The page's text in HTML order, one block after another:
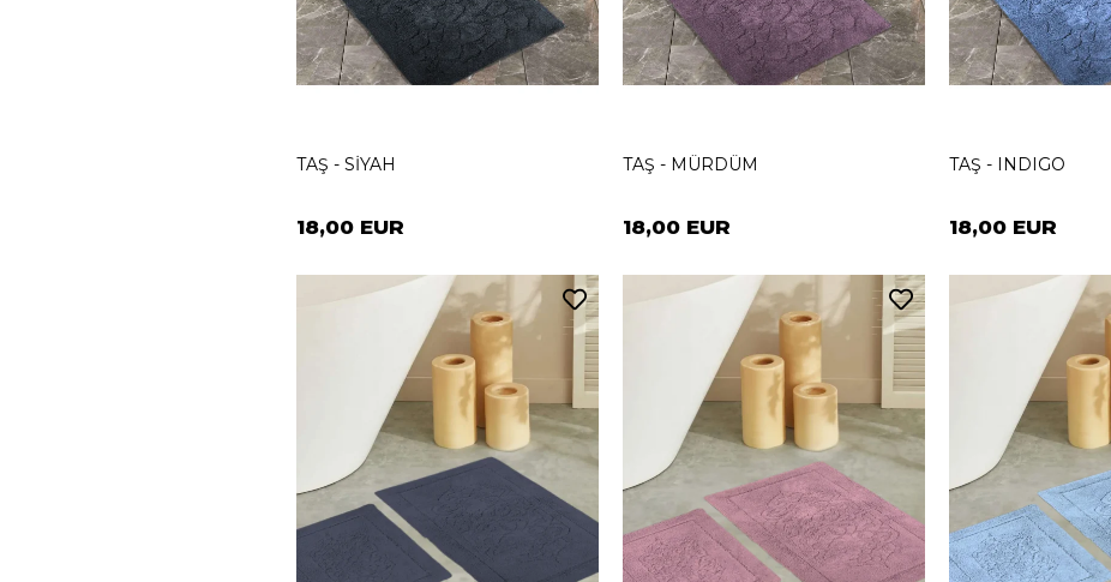
TAŞ - SİYAH
18,00 EUR
TAŞ - MÜRDÜM
18,00 EUR
TAŞ - INDIGO
18,00 EUR